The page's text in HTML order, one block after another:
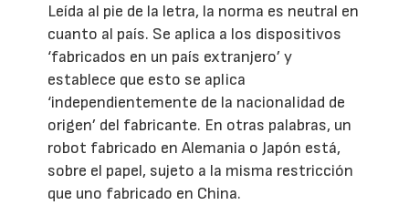
Leída al pie de la letra, la norma es neutral en
cuanto al país. Se aplica a los dispositivos
‘fabricados en un país extranjero’ y
establece que esto se aplica
‘independientemente de la nacionalidad de
origen’ del fabricante. En otras palabras, un
robot fabricado en Alemania o Japón está,
sobre el papel, sujeto a la misma restricción
que uno fabricado en China.